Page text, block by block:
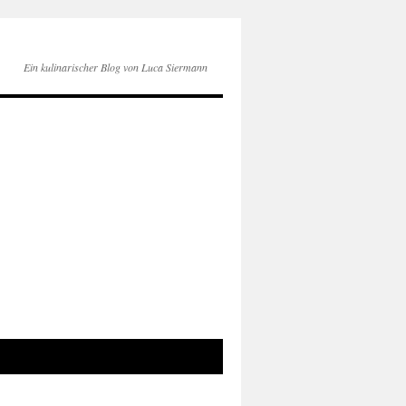
Ein kulinarischer Blog von Luca Siermann